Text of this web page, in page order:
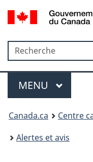
Recherche
Recherche
Menu
MAIN
MENU
Canada.ca
Centre
Alertes et avis